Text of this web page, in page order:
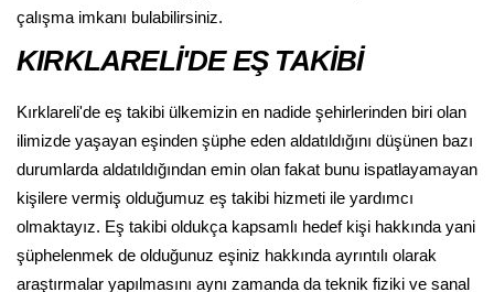
çalışma imkanı bulabilirsiniz.
KIRKLARELİ'DE EŞ TAKİBİ
Kırklareli'de eş takibi ülkemizin en nadide şehirlerinden biri olan
ilimizde yaşayan eşinden şüphe eden aldatıldığını düşünen bazı
durumlarda aldatıldığından emin olan fakat bunu ispatlayamayan
kişilere vermiş olduğumuz eş takibi hizmeti ile yardımcı
olmaktayız. Eş takibi oldukça kapsamlı hedef kişi hakkında yani
şüphelenmek de olduğunuz eşiniz hakkında ayrıntılı olarak
araştırmalar yapılmasını aynı zamanda da teknik fiziki ve sanal